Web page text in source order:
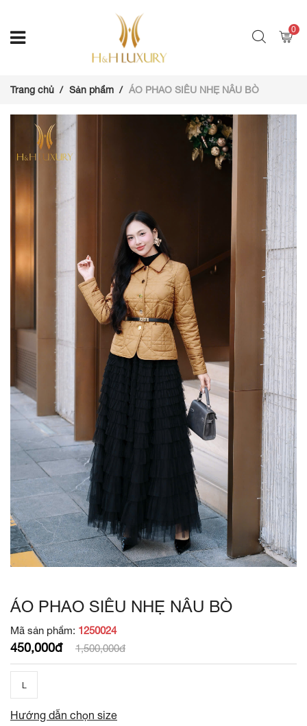
0
Trang chủ Sản phẩm ÁO PHAO SIÊU NHẸ NÂU BÒ
ÁO PHAO SIÊU NHẸ NÂU BÒ
Mã sản phẩm: 1250024
450,000đ 1,500,000đ
L
Hướng dẫn chọn size